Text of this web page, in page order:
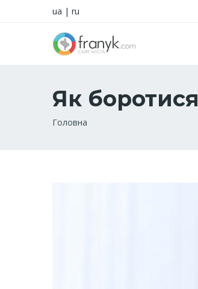
ua | ru
Як
Рядок
Головна